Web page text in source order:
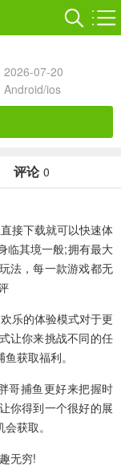
2026-07-20
Android/ios
评论 0
接下载就可以快速体
临其境一般;拥有最大
法，每一款游戏都无
乐的体验模式对于更
让你来挑战不同的任
获取福利。
哥捕鱼更好来把握时
你得到一个很好的展
获取。
无穷!